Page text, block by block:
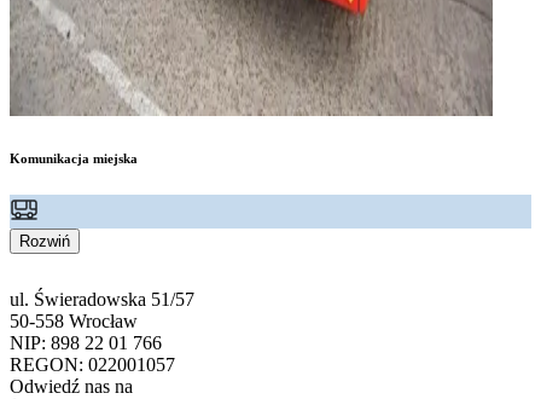
Komunikacja miejska
Rozwiń
ul. Świeradowska 51/57
50-558 Wrocław
NIP: 898 22 01 766
REGON: 022001057
Odwiedź nas na